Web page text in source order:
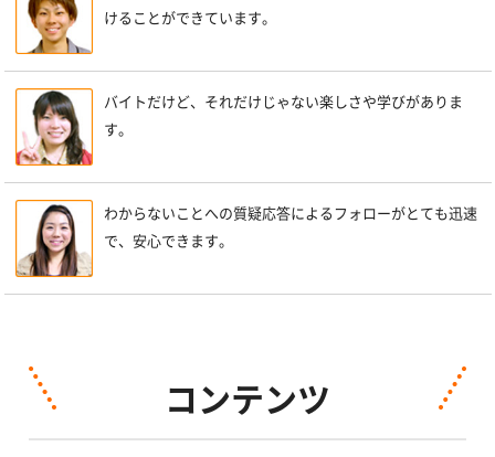
けることができています。
バイトだけど、それだけじゃない楽しさや学びがありま
す。
わからないことへの質疑応答によるフォローがとても迅速
で、安心できます。
コンテンツ